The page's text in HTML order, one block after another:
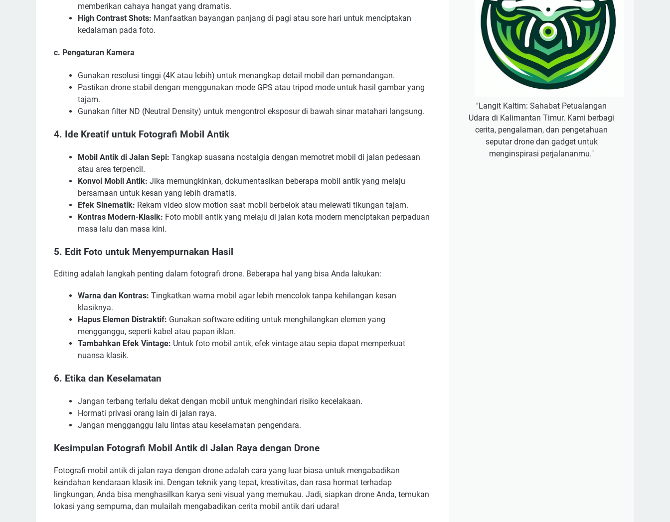
memberikan cahaya hangat yang dramatis.
High Contrast Shots: Manfaatkan bayangan panjang di pagi atau sore hari untuk menciptakan
kedalaman pada foto.
c. Pengaturan Kamera
Gunakan resolusi tinggi (4K atau lebih) untuk menangkap detail mobil dan pemandangan.
Pastikan drone stabil dengan menggunakan mode GPS atau tripod mode untuk hasil gambar yang
tajam.
Gunakan filter ND (Neutral Density) untuk mengontrol eksposur di bawah sinar matahari langsung.
4. Ide Kreatif untuk Fotografi Mobil Antik
Mobil Antik di Jalan Sepi: Tangkap suasana nostalgia dengan memotret mobil di jalan pedesaan
atau area terpencil.
Konvoi Mobil Antik: Jika memungkinkan, dokumentasikan beberapa mobil antik yang melaju
bersamaan untuk kesan yang lebih dramatis.
Efek Sinematik: Rekam video slow motion saat mobil berbelok atau melewati tikungan tajam.
Kontras Modern-Klasik: Foto mobil antik yang melaju di jalan kota modern menciptakan perpaduan
masa lalu dan masa kini.
5. Edit Foto untuk Menyempurnakan Hasil
Editing adalah langkah penting dalam fotografi drone. Beberapa hal yang bisa Anda lakukan:
Warna dan Kontras: Tingkatkan warna mobil agar lebih mencolok tanpa kehilangan kesan
klasiknya.
Hapus Elemen Distraktif: Gunakan software editing untuk menghilangkan elemen yang
mengganggu, seperti kabel atau papan iklan.
Tambahkan Efek Vintage: Untuk foto mobil antik, efek vintage atau sepia dapat memperkuat
nuansa klasik.
6. Etika dan Keselamatan
Jangan terbang terlalu dekat dengan mobil untuk menghindari risiko kecelakaan.
Hormati privasi orang lain di jalan raya.
Jangan mengganggu lalu lintas atau keselamatan pengendara.
Kesimpulan Fotografi Mobil Antik di Jalan Raya dengan Drone
Fotografi mobil antik di jalan raya dengan drone adalah cara yang luar biasa untuk mengabadikan
keindahan kendaraan klasik ini. Dengan teknik yang tepat, kreativitas, dan rasa hormat terhadap
lingkungan, Anda bisa menghasilkan karya seni visual yang memukau. Jadi, siapkan drone Anda, temukan
lokasi yang sempurna, dan mulailah mengabadikan cerita mobil antik dari udara!
"Langit Kaltim: Sahabat Petualangan
Udara di Kalimantan Timur. Kami berbagi
cerita, pengalaman, dan pengetahuan
seputar drone dan gadget untuk
menginspirasi perjalananmu."